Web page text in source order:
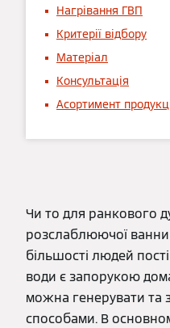
Нагрівання ГВП
Критерії відбору
Матеріал
Консультація
Асортимент
Чи то для ранкового
розслаблюючої ванни
більшості людей
води є запорукою
можна генерувати та
способами. В